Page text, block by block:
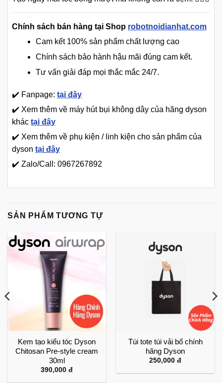
Chính sách bán hàng tại Shop robotnoidianhat.com
Cam kết 100% sản phẩm chất lượng cao
Chính sách bảo hành hậu mãi đúng cam kết.
Tư vấn giải đáp mọi thắc mắc 24/7.
✔️ Fanpage: tại đây
✔️ Xem thêm về máy hút bụi không dây của hãng dyson
khác tại đây
✔️ Xem thêm về phụ kiện / linh kiện cho sản phẩm của
dyson tại đây
✔️ Zalo/Call: 0967267892
SẢN PHẨM TƯƠNG TỰ
Kem tạo kiểu tóc Dyson
Chitosan Pre-style cream
30ml
390,000 đ
Túi tote túi vải bố chính
hãng Dyson
250,000 đ